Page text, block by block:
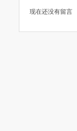
现在还没有留言